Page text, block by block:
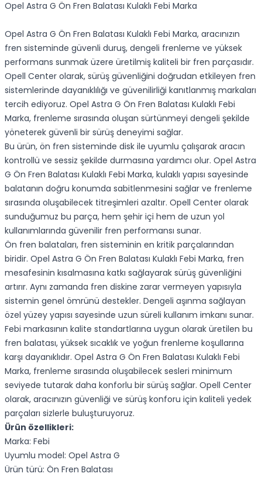
Opel Astra G Ön Fren Balatası Kulaklı Febi Marka
Opel Astra G Ön Fren Balatası Kulaklı Febi Marka, aracınızın
fren sisteminde güvenli duruş, dengeli frenleme ve yüksek
performans sunmak üzere üretilmiş kaliteli bir fren parçasıdır.
Opell Center olarak, sürüş güvenliğini doğrudan etkileyen fren
sistemlerinde dayanıklılığı ve güvenilirliği kanıtlanmış markaları
tercih ediyoruz. Opel Astra G Ön Fren Balatası Kulaklı Febi
Marka, frenleme sırasında oluşan sürtünmeyi dengeli şekilde
yöneterek güvenli bir sürüş deneyimi sağlar.
Bu ürün, ön fren sisteminde disk ile uyumlu çalışarak aracın
kontrollü ve sessiz şekilde durmasına yardımcı olur. Opel Astra
G Ön Fren Balatası Kulaklı Febi Marka, kulaklı yapısı sayesinde
balatanın doğru konumda sabitlenmesini sağlar ve frenleme
sırasında oluşabilecek titreşimleri azaltır. Opell Center olarak
sunduğumuz bu parça, hem şehir içi hem de uzun yol
kullanımlarında güvenilir fren performansı sunar.
Ön fren balataları, fren sisteminin en kritik parçalarından
biridir. Opel Astra G Ön Fren Balatası Kulaklı Febi Marka, fren
mesafesinin kısalmasına katkı sağlayarak sürüş güvenliğini
artırır. Aynı zamanda fren diskine zarar vermeyen yapısıyla
sistemin genel ömrünü destekler. Dengeli aşınma sağlayan
özel yüzey yapısı sayesinde uzun süreli kullanım imkanı sunar.
Febi markasının kalite standartlarına uygun olarak üretilen bu
fren balatası, yüksek sıcaklık ve yoğun frenleme koşullarına
karşı dayanıklıdır. Opel Astra G Ön Fren Balatası Kulaklı Febi
Marka, frenleme sırasında oluşabilecek sesleri minimum
seviyede tutarak daha konforlu bir sürüş sağlar. Opell Center
olarak, aracınızın güvenliği ve sürüş konforu için kaliteli yedek
parçaları sizlerle buluşturuyoruz.
Ürün özellikleri:
Marka: Febi
Uyumlu model: Opel Astra G
Ürün türü: Ön Fren Balatası